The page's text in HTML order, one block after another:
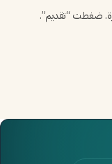
ضغطت “تقديم”.